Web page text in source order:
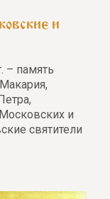
и
– память
и
святители